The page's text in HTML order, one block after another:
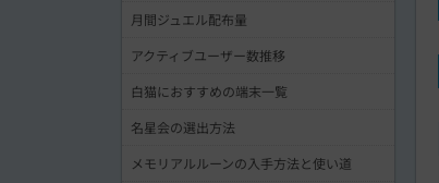
月間ジュエル配布量
アクティブユーザー数推移
白猫におすすめの端末一覧
名星会の選出方法
メモリアルルーンの入手方法と使い道